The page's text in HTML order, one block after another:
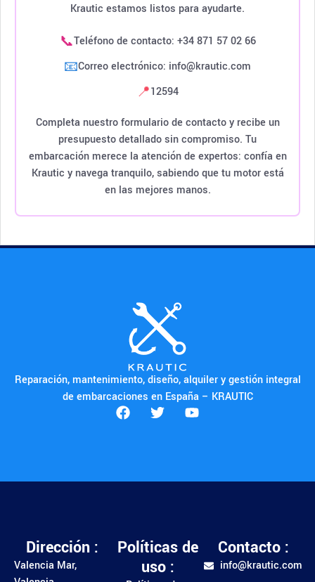
Krautic estamos listos para ayudarte.
📞Teléfono de contacto: +34 871 57 02 66
📧Correo electrónico: info@krautic.com
📍12594
Completa nuestro formulario de contacto y recibe un
presupuesto detallado sin compromiso. Tu
embarcación merece la atención de expertos: confía en
Krautic y navega tranquilo, sabiendo que tu motor está
en las mejores manos.
Reparación, mantenimiento, diseño, alquiler y gestión integral
de embarcaciones en España – KRAUTIC
Dirección :
Valencia Mar,
Políticas de
uso :
Contacto :
info@krautic.com